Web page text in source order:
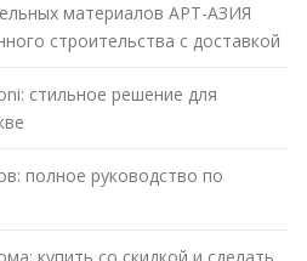
материалов АРТ-АЗИЯ
строительства с доставкой
стильное решение для
полное руководство по